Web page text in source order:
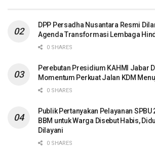
DPP Persadha Nusantara Resmi
Agenda Transformasi Lembaga
0 SHARES
Perebutan Presidium KAHMI Jabar
Momentum Perkuat Jalan KDM
0 SHARES
Publik Pertanyakan Pelayanan SPBU
BBM untuk Warga Disebut Habis,
Dilayani
0 SHARES